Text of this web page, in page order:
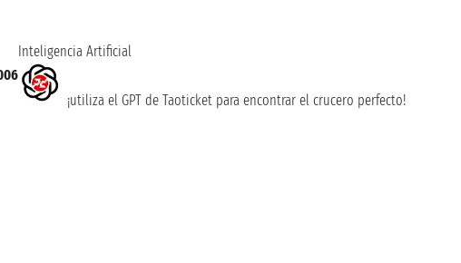
Inteligencia Artificial
¡utiliza el GPT de Taoticket para encontrar el crucero perfecto!